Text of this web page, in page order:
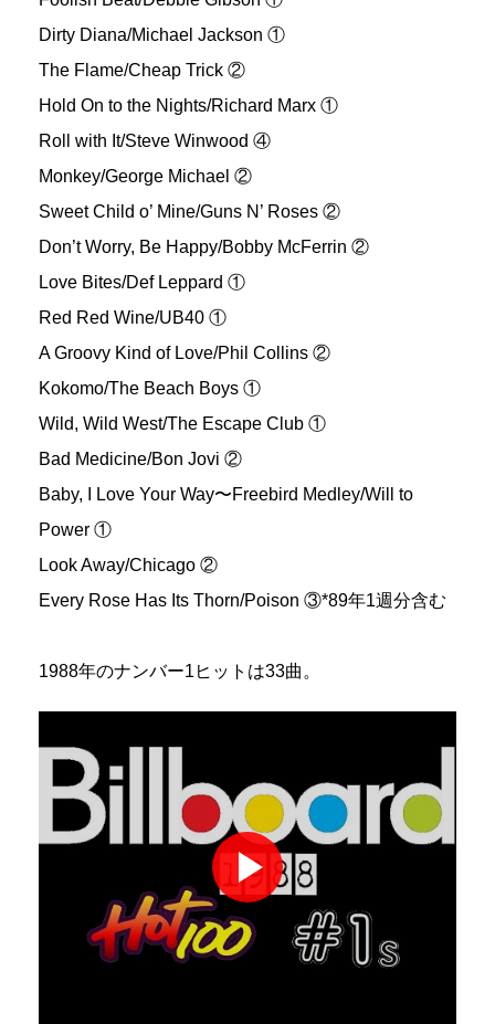
Dirty Diana/Michael Jackson ①
The Flame/Cheap Trick ②
Hold On to the Nights/Richard Marx ①
Roll with It/Steve Winwood ④
Monkey/George Michael ②
Sweet Child o’ Mine/Guns N’ Roses ②
Don’t Worry, Be Happy/Bobby McFerrin ②
Love Bites/Def Leppard ①
Red Red Wine/UB40 ①
A Groovy Kind of Love/Phil Collins ②
Kokomo/The Beach Boys ①
Wild, Wild West/The Escape Club ①
Bad Medicine/Bon Jovi ②
Baby, I Love Your Way〜Freebird Medley/Will to
Power ①
Look Away/Chicago ②
Every Rose Has Its Thorn/Poison ③*89年1週分含む
1988年のナンバー1ヒットは33曲。